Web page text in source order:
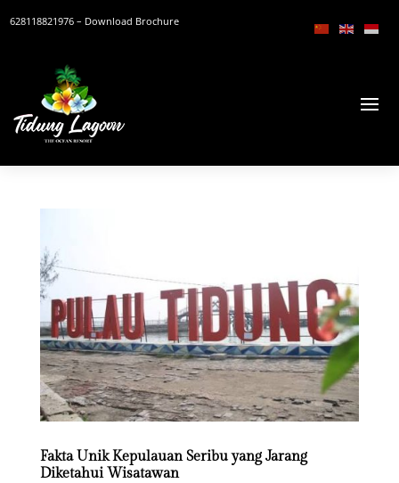
628118821976 – Download Brochure
Fakta Unik Kepulauan Seribu yang Jarang
Diketahui Wisatawan